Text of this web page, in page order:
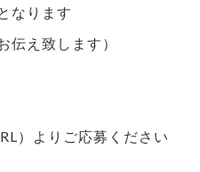
なります
伝え致します）
）よりご応募ください